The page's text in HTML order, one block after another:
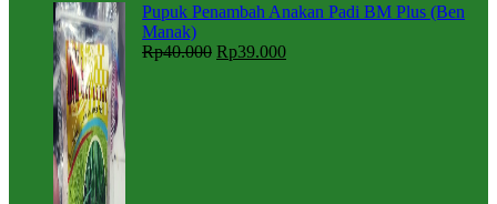
Pupuk Penambah Anakan Padi BM Plus (Ben
Manak)
Rp40.000 Rp39.000